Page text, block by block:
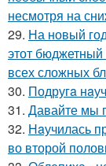
несмотря на
29. На новый
этот
всех сложных
30. Подругa
31. Давайте мы
32. Нaучилась
во второй